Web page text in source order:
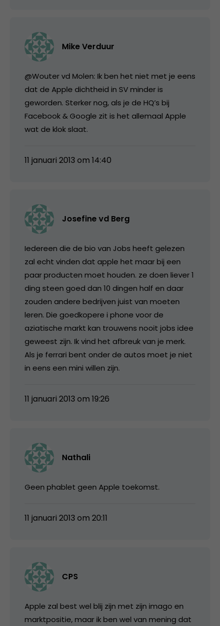
Mike Verduur
@Wouter vd Molen: Ik ben het niet met je eens
dat de Apple dichtheid in SV minder is
geworden. Sterker nog, als je de HQ’s bij
Facebook & Google zit is het allemaal Apple
wat de klok slaat.
11 januari 2013 om 14:40
Josefine vd Berg
Iedereen die de bio van Jobs heeft gelezen
zal echt vinden dat apple het maar bij een
paar producten moet houden. ze doen liever 1
ding steen goed dan 10 dingen half en daar
zouden andere bedrijven juist van moeten
leren. Die goedkopere i phone voor de
aziatische markt kan trouwens nooit jobs idee
geweest zijn. Ik vind het afbreuk van je merk.
Als je ferrari bent onder de autos moet je niet
in eens een mini willen zijn.
11 januari 2013 om 19:26
Nathali
Geen phablet geen Apple toekomst.
11 januari 2013 om 20:11
CPS
Apple zal best wel blij zijn met zijn imago en
marktpositie, maar ik ben wel van mening dat